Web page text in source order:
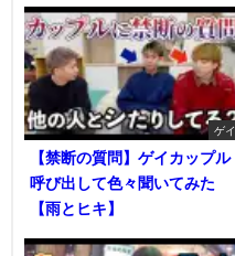
ゲイ
【禁断の質問】ゲイカップル
呼び出して色々聞いてみた
【雨とヒキ】